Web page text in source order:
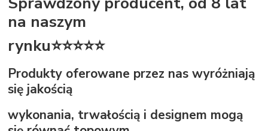
na naszym
rynku⭐⭐⭐⭐⭐
Produkty oferowane przez nas wyróżniają
się jakością
wykonania, trwałością i designem mogą